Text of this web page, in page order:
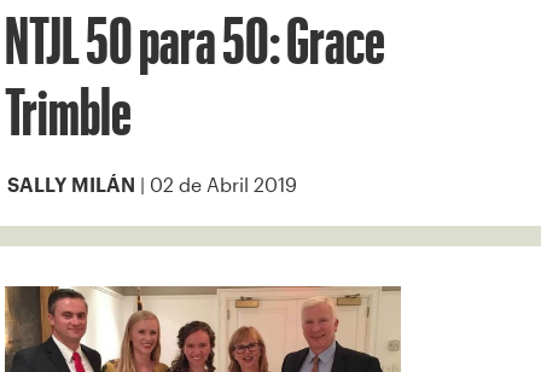
NTJL 50 para 50: Grace
Trimble
SALLY MILÁN | 02 de Abril 2019